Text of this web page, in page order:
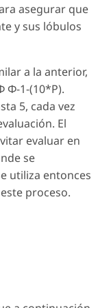
asegurar que
y sus lóbulos
a la anterior,
Φ-1-(10*P).
5, cada vez
El
evaluar en
se
utiliza entonces
proceso.